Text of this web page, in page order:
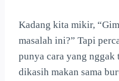
Kadang kita mikir,
masalah ini?” Tapi
punya cara yang
dikasih makan sama